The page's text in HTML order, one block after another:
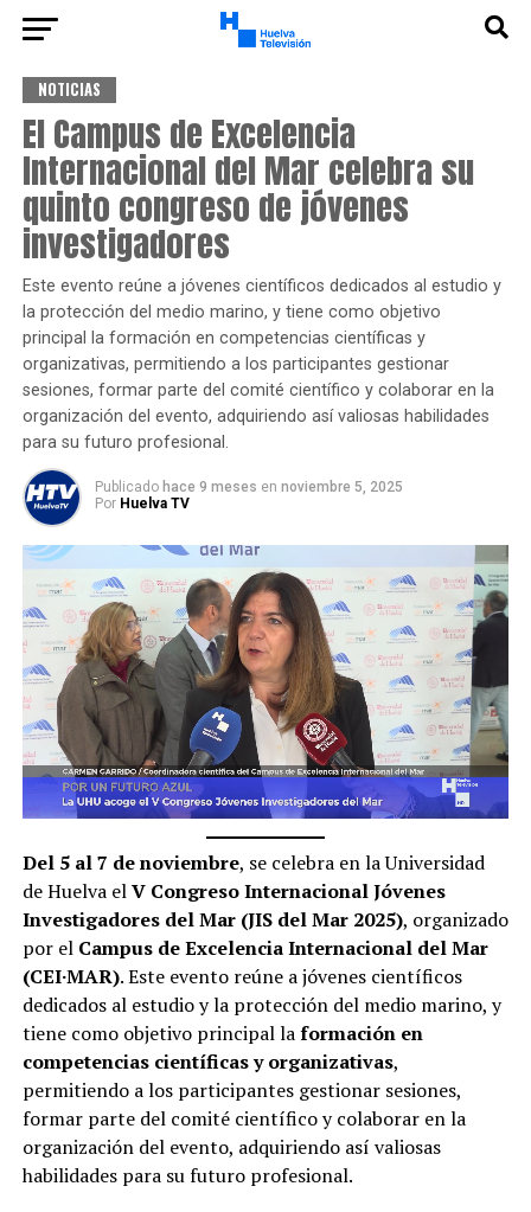
NOTICIAS
El Campus de Excelencia
Internacional del Mar celebra su
quinto congreso de jóvenes
investigadores
Este evento reúne a jóvenes científicos dedicados al estudio y
la protección del medio marino, y tiene como objetivo
principal la formación en competencias científicas y
organizativas, permitiendo a los participantes gestionar
sesiones, formar parte del comité científico y colaborar en la
organización del evento, adquiriendo así valiosas habilidades
para su futuro profesional.
Publicado hace 9 meses en noviembre 5, 2025
Por Huelva TV
Del 5 al 7 de noviembre, se celebra en la Universidad
de Huelva elV Congreso Internacional Jóvenes
Investigadores del Mar (JIS del Mar 2025), organizado
por el Campus de Excelencia Internacional del Mar
(CEI·MAR). Este evento reúne a jóvenes científicos
dedicados al estudio y la protección del medio marino, y
tiene como objetivo principal laformación en
competencias científicas y organizativas,
permitiendo a los participantes gestionar sesiones,
formar parte del comité científico y colaborar en la
organización del evento, adquiriendo así valiosas
habilidades para su futuro profesional.